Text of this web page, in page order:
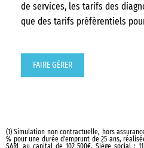
de services, les tarifs des
que des tarifs préférentiels
FAIRE GÉRER
(1) Simulation non contractuelle, hors
% pour une durée d'emprunt de 25 ans,
SARL au capital de 102 500€. Siège social :